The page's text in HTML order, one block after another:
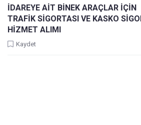
İDAREYE AİT BİNEK ARAÇLAR İÇİN
TRAFİK SİGORTASI VE KASKO
HİZMET ALIMI
Kaydet